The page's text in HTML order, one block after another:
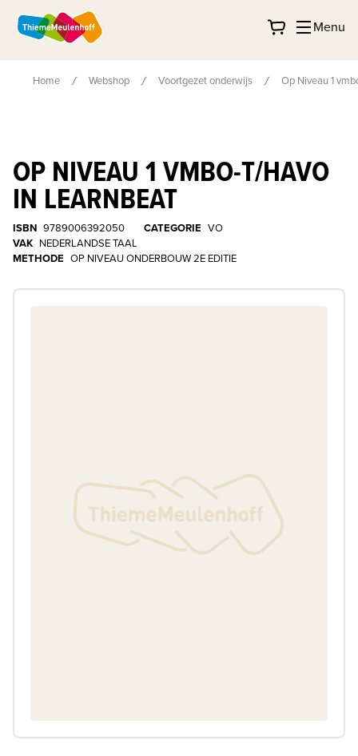
Menu
Home Webshop Voortgezet onderwijs Op Niveau 1
OP NIVEAU 1 VMBO-T/HAVO
IN LEARNBEAT
ISBN 9789006392050 CATEGORIE VO
VAK NEDERLANDSE TAAL
METHODE OP NIVEAU ONDERBOUW 2E EDITIE